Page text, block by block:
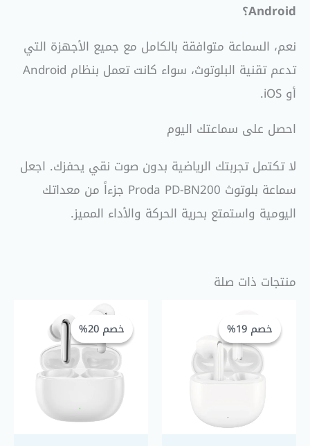
Android؟
نعم، السماعة متوافقة بالكامل مع جميع الأجهزة التي
تدعم تقنية البلوتوث، سواء كانت تعمل بنظام Android
أو iOS.
احصل على سماعتك اليوم
لا تكتمل تجربتك الرياضية بدون صوت نقي يحفزك. اجعل
سماعة بلوتوث Proda PD-BN200 جزءاً من معداتك
اليومية واستمتع بحرية الحركة والأداء المميز.
منتجات ذات صلة
خصم 19%
خصم 19%
EGP 1.200,00.
خصم 20%
خصم 20%
2.000,00.
1.600,00.